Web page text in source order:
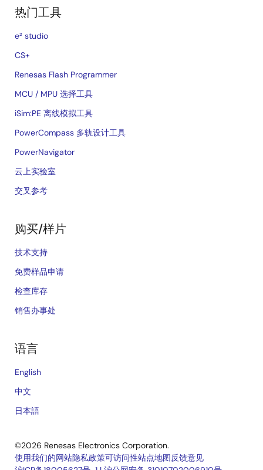
热门工具
e² studio
CS+
Renesas Flash Programmer
MCU / MPU 选择工具
iSim:PE 离线模拟工具
PowerCompass 多轨设计工具
PowerNavigator
云上实验室
交叉参考
购买/样片
技术支持
免费样品申请
检查库存
销售办事处
语言
English
中文
日本語
©2026 Renesas Electronics Corporation.
使用我们的网站隐私政策可访问性站点地图反馈意见